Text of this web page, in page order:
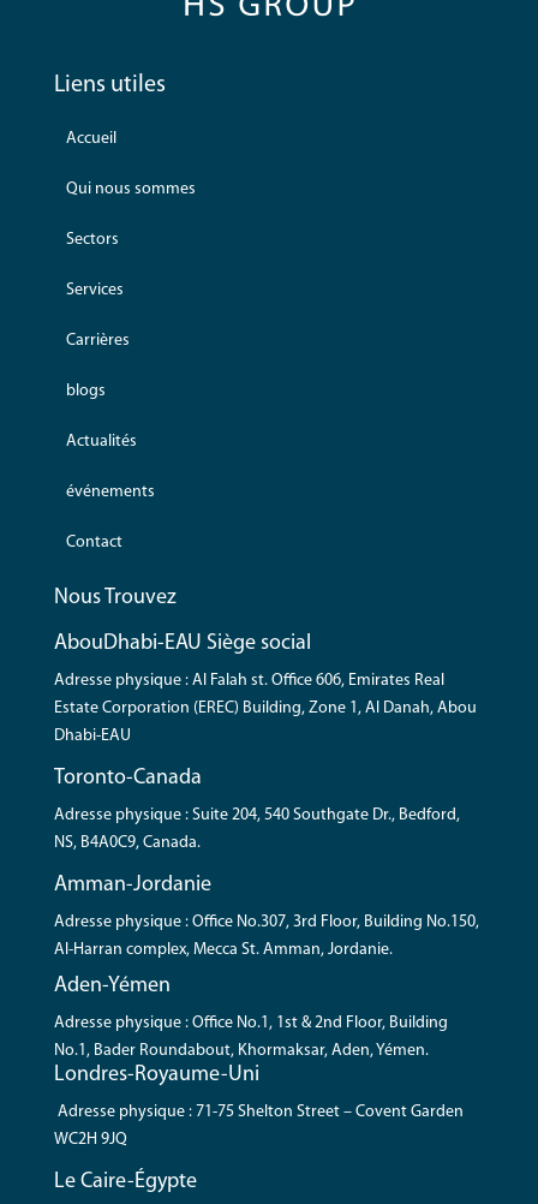
Liens utiles
Accueil
Qui nous sommes
Sectors
Services
Carrières
blogs
Actualités
événements
Contact
Nous Trouvez
AbouDhabi-EAU Siège social
Adresse physique : Al Falah st. Office 606, Emirates Real
Estate Corporation (EREC) Building, Zone 1, Al Danah, Abou
Dhabi-EAU
Toronto-Canada
Adresse physique : Suite 204, 540 Southgate Dr., Bedford,
NS, B4A0C9, Canada.
Amman-Jordanie
Adresse physique : Office No.307, 3rd Floor, Building No.150,
Al-Harran complex, Mecca St. Amman, Jordanie.
Aden-Yémen
Adresse physique : Office No.1, 1st & 2nd Floor, Building
No.1, Bader Roundabout, Khormaksar, Aden, Yémen.
Londres-Royaume-Uni
Adresse physique : 71-75 Shelton Street – Covent Garden
WC2H 9JQ
Le Caire-Égypte